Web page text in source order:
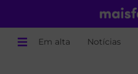
Em alta Notícias